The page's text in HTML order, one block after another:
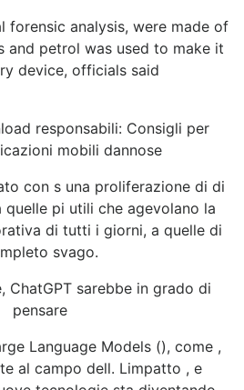
forensic analysis, were made of
and petrol was used to make it
device, officials said
responsabili: Consigli per
mobili dannose
con s una proliferazione di di
quelle pi utili che agevolano la
di tutti i giorni, a quelle di
svago.
ChatGPT sarebbe in grado di
pensare
Language Models (), come ,
al campo dell. Limpatto , e